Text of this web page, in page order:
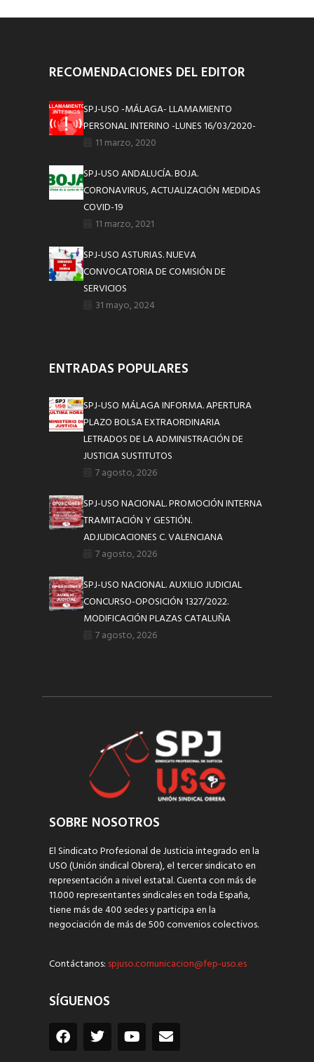
RECOMENDACIONES DEL EDITOR
SPJ-USO -MÁLAGA- LLAMAMIENTO
PERSONAL INTERINO -LUNES 16/03/2020-
11 marzo, 2020
SPJ-USO ANDALUCÍA. BOJA.
CORONAVIRUS, ACTUALIZACIÓN MEDIDAS
COVID-19
11 marzo, 2021
SPJ-USO ASTURIAS. NUEVA
CONVOCATORIA DE COMISIÓN DE
SERVICIOS
31 mayo, 2024
ENTRADAS POPULARES
SPJ-USO MÁLAGA INFORMA. APERTURA
PLAZO BOLSA EXTRAORDINARIA
LETRADOS DE LA ADMINISTRACIÓN DE
JUSTICIA SUSTITUTOS
7 agosto, 2026
SPJ-USO NACIONAL. PROMOCIÓN INTERNA
TRAMITACIÓN Y GESTIÓN.
ADJUDICACIONES C. VALENCIANA
7 agosto, 2026
SPJ-USO NACIONAL. AUXILIO JUDICIAL
CONCURSO-OPOSICIÓN 1327/2022.
MODIFICACIÓN PLAZAS CATALUÑA
7 agosto, 2026
SOBRE NOSOTROS
El Sindicato Profesional de Justicia integrado en la
USO (Unión sindical Obrera), el tercer sindicato en
representación a nivel estatal. Cuenta con más de
11.000 representantes sindicales en toda España,
tiene más de 400 sedes y participa en la
negociación de más de 500 convenios colectivos.
Contáctanos: spjuso.comunicacion@fep-uso.es
SÍGUENOS